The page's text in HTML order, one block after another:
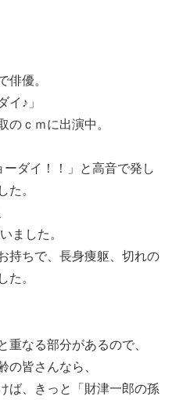
俳優。
イ♪」
のｃｍに出演中。
ーダイ！！」と高音で発し
た。
ました。
持ちで、長身痩躯、切れの
た。
重なる部分があるので、
の皆さんなら、
ば、きっと「財津一郎の孫